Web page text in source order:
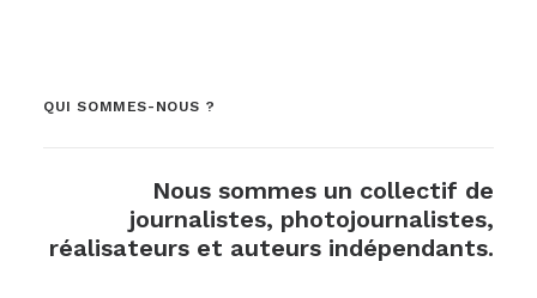
QUI SOMMES-NOUS ?
Nous sommes un collectif de
journalistes, photojournalistes,
réalisateurs et auteurs indépendants.